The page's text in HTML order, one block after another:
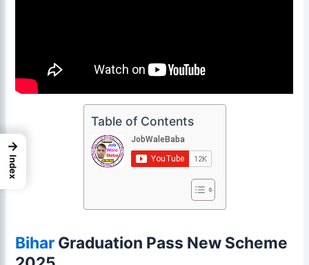
Table of Contents
Bihar Graduation Pass New Scheme
→
Index